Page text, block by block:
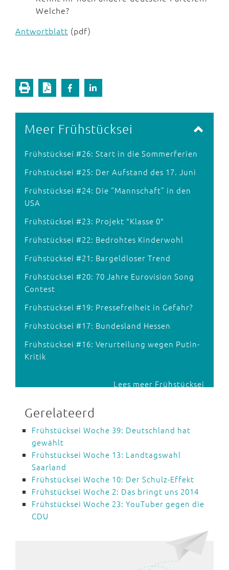
Welche?
Antwortblatt (pdf)
Meer Frühstücksei
Frühstücksei #26: Start in die Sommerferien
Frühstücksei #25: Der Aufstand des 17. Juni
Frühstücksei #24: Die “Mannschaft” in den
USA
Frühstücksei #23: Projekt "Klasse 0"
Frühstücksei #22: Bedrohtes Kinderwohl
Frühstücksei #21: Bargeldloser Trend
Frühstücksei #20: 70 Jahre Eurovision Song
Contest
Frühstücksei #19: Pressefreiheit in Gefahr?
Frühstücksei #17: Bundesland Hessen
Frühstücksei #16: Verurteilung wegen Putin-
Kritik
Lees meer Frühstücksei
Gerelateerd
Frühstücksei Woche 39: Deutschland hat
gewählt
Frühstücksei Woche 13: Landtagswahl
Saarland
Frühstücksei Woche 10: Der Schulz-Effekt
Frühstücksei Woche 2: Das bringt uns 2014
Frühstücksei Woche 23: YouTuber gegen die
CDU